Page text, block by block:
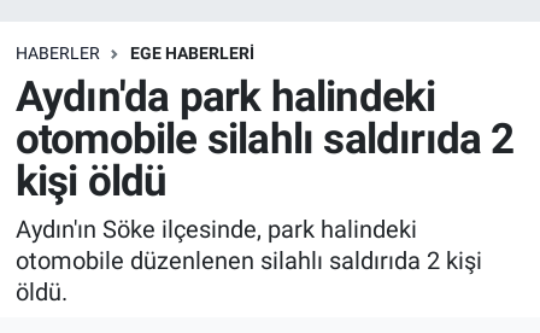
HABERLER EGE HABERLERİ
Aydın'da park halindeki
otomobile silahlı saldırıda 2
kişi öldü
Aydın'ın Söke ilçesinde, park halindeki
otomobile düzenlenen silahlı saldırıda 2 kişi
öldü.